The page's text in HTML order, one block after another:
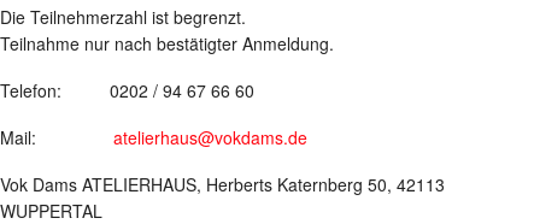
Die Teilnehmerzahl ist begrenzt.
Teilnahme nur nach bestätigter Anmeldung.
Telefon: 0202 / 94 67 66 60
Mail: atelierhaus@vokdams.de
Vok Dams ATELIERHAUS, Herberts Katernberg 50, 42113
WUPPERTAL